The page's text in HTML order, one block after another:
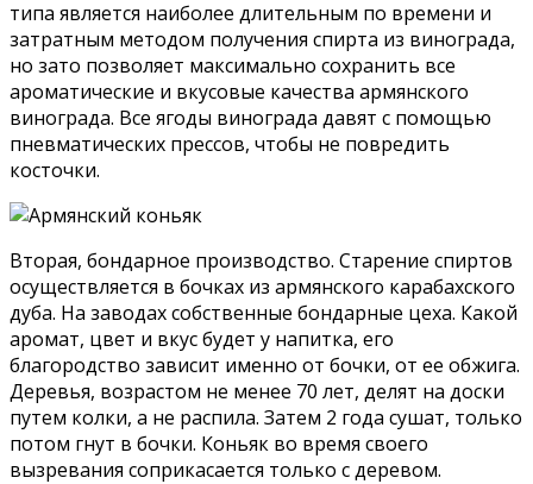
типа является наиболее длительным по времени и
затратным методом получения спирта из винограда,
но зато позволяет максимально сохранить все
ароматические и вкусовые качества армянского
винограда. Все ягоды винограда давят с помощью
пневматических прессов, чтобы не повредить
косточки.
Вторая, бондарное производство. Старение спиртов
осуществляется в бочках из армянского карабахского
дуба. На заводах собственные бондарные цеха. Какой
аромат, цвет и вкус будет у напитка, его
благородство зависит именно от бочки, от ее обжига.
Деревья, возрастом не менее 70 лет, делят на доски
путем колки, а не распила. Затем 2 года сушат, только
потом гнут в бочки. Коньяк во время своего
вызревания соприкасается только с деревом.